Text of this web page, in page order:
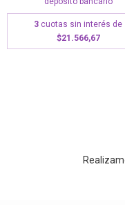
3 cuotas sin interés de
$21.566,67